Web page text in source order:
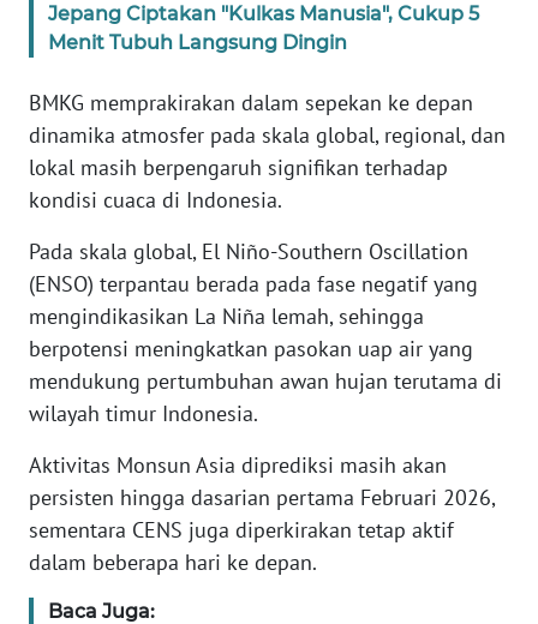
Jepang Ciptakan "Kulkas Manusia", Cukup 5
Menit Tubuh Langsung Dingin
BMKG memprakirakan dalam sepekan ke depan
dinamika atmosfer pada skala global, regional, dan
lokal masih berpengaruh signifikan terhadap
kondisi cuaca di Indonesia.
Pada skala global, El Niño-Southern Oscillation
(ENSO) terpantau berada pada fase negatif yang
mengindikasikan La Niña lemah, sehingga
berpotensi meningkatkan pasokan uap air yang
mendukung pertumbuhan awan hujan terutama di
wilayah timur Indonesia.
Aktivitas Monsun Asia diprediksi masih akan
persisten hingga dasarian pertama Februari 2026,
sementara CENS juga diperkirakan tetap aktif
dalam beberapa hari ke depan.
Baca Juga:
MEDIA
SIBER
REDAKSI
KARIR
DISCLAIMER
Wahana
News
Regional
WN
WN
JAKARTA
JABAR